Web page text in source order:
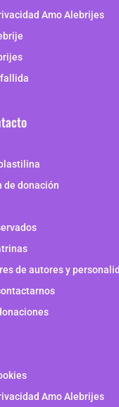
Amo Alebrijes
de donación
de autores y
Amo Alebrijes